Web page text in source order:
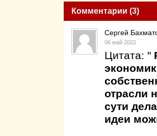
Комментарии (3)
Сергей
06 май 2022
Цитата: "
отрасли
сути
идеи